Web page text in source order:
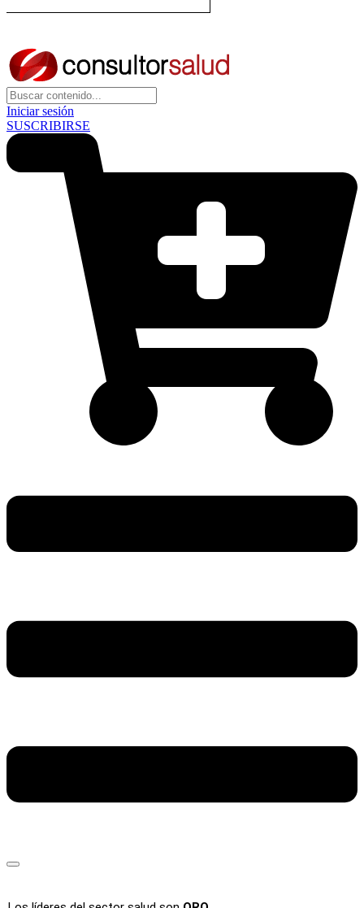
Iniciar sesión
SUSCRIBIRSE